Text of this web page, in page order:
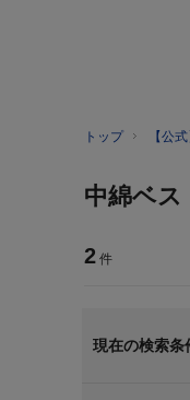
トップ 【公
中綿ベス
2 件
現在の検索条